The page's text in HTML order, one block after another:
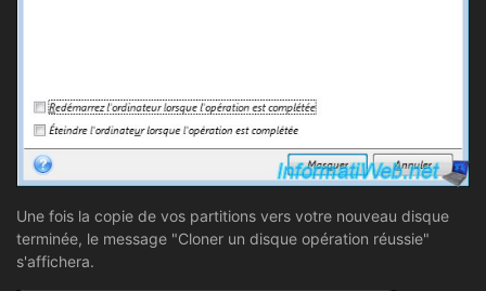
Une fois la copie de vos partitions vers votre nouveau disque
terminée, le message "Cloner un disque opération réussie"
s'affichera.